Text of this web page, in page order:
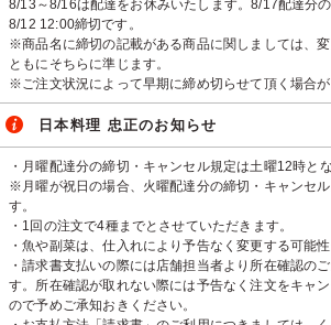
8/13～8/16は配達をお休みいたします。8/17配達分
8/12 12:00締切です。
※商品名に締切の記載がある商品に関しましては、
ともにそちらに準じます。
※ご注文状況によって早期に締め切らせて頂く場合が
日本料理 忠正のお知らせ
・月曜配達分の締切・キャンセル規定は土曜12時とな
※月曜が祝日の場合、火曜配達分の締切・キャンセ
す。
・1回の注文で4種までとさせていただきます。
・魚や副菜は、仕入れにより予告なく変更する可能性
・請求書支払いの際には店舗担当者より所在確認の
す。所在確認が取れない際には予告なく注文をキャ
ので予めご承知おきください。